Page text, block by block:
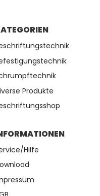
Produkte
Hilfe